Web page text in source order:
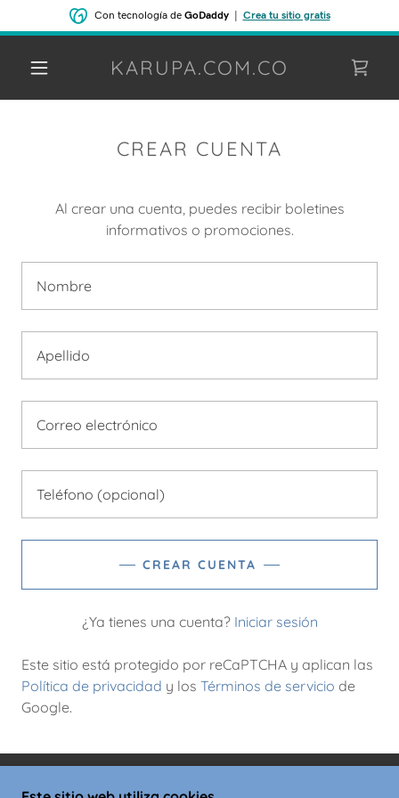
Con tecnología de GoDaddy| Crea tu sitio gratis
KARUPA.COM.CO
CREAR CUENTA
Al crear una cuenta, puedes recibir boletines
informativos o promociones.
CREAR CUENTA
¿Ya tienes una cuenta? Iniciar sesión
Este sitio está protegido por reCaPTCHA y aplican las
Política de privacidad y los Términos de servicio de
Google.